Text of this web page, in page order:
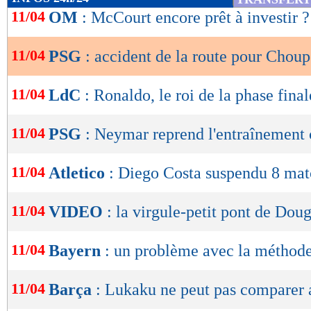
de
OK
11/04 OM : McCourt encore prêt à investir ?
11/04 PSG : accident de la route pour
11/04 LdC : Ronaldo, le roi de la phase
11/04 PSG : Neymar reprend
11/04 Atletico : Diego Costa suspendu 8
11/04 VIDEO : la virgule-petit pont de
11/04 Bayern : un problème avec la
11/04 Barça : Lukaku ne peut pas comparer